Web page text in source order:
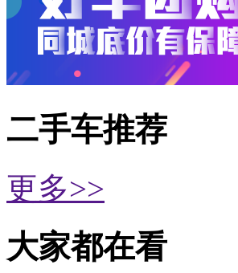
二手车推荐
更多>>
大家都在看